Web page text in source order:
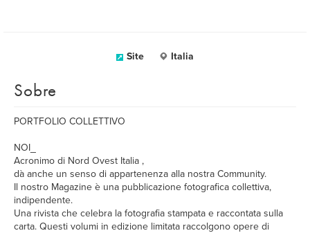
Site Italia
Sobre
PORTFOLIO COLLETTIVO
NOI_
Acronimo di Nord Ovest Italia ,
dà anche un senso di appartenenza alla nostra Community.
Il nostro Magazine è una pubblicazione fotografica collettiva,
indipendente.
Una rivista che celebra la fotografia stampata e raccontata sulla
carta. Questi volumi in edizione limitata raccolgono opere di